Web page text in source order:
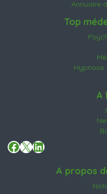
Annuaire
Top
Hypnose
A
Facebook
X LinkedIn
A propos